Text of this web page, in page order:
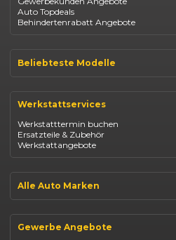
Auto Topdeals
Behindertenrabatt Angebote
Beliebteste Modelle
Opel Corsa
Fiat 500
Dacia Duster
Dacia Sandero
Jeep Compass
Suzuki Vitara
Suzuki Swift
Mazda CX-30
Werkstattservices
Werkstatttermin buchen
Ersatzteile & Zubehör
Werkstattangebote
Alle Auto Marken
Opel
Fiat
Gewerbe Angebote